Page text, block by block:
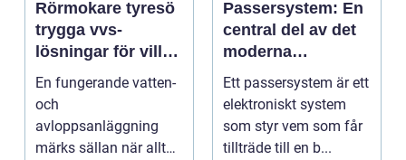
Rörmokare tyresö
trygga vvs-
lösningar för villa,
lägenhet och
fritidshus
En fungerande vatten-
och
avloppsanläggning
märks sällan när allt
Passersystem: En
central del av det
moderna
säkerhetsarbetet
Ett passersystem är ett
elektroniskt system
som styr vem som får
tillträde till en b...